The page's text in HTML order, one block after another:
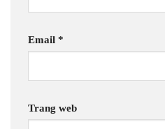
Email *
Trang web